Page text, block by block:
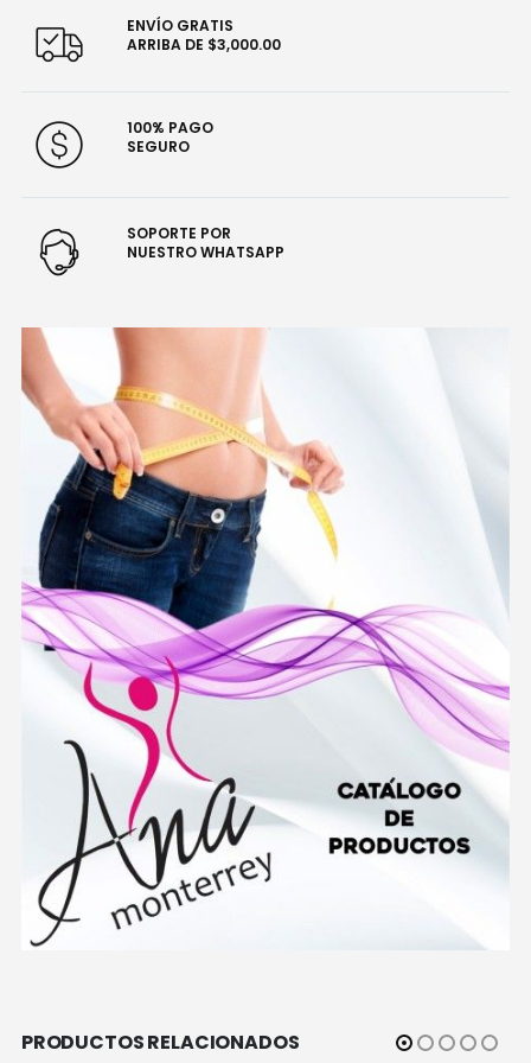
ENVÍO GRATIS
ARRIBA DE $3,000.00
100% PAGO
SEGURO
SOPORTE POR
NUESTRO WHATSAPP
PRODUCTOS RELACIONADOS